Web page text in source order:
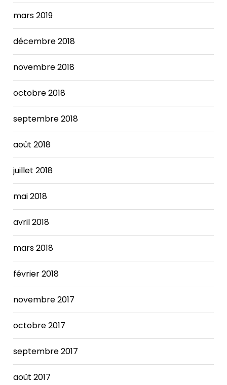
mars 2019
décembre 2018
novembre 2018
octobre 2018
septembre 2018
août 2018
juillet 2018
mai 2018
avril 2018
mars 2018
février 2018
novembre 2017
octobre 2017
septembre 2017
août 2017